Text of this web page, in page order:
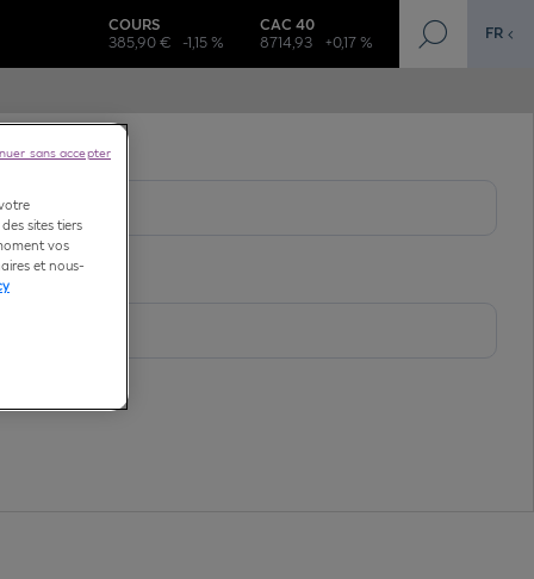
COURS
385,90 € -1,15 %
CAC 40
8714,93 +0,17 % FR
sites tiers
vos
et nous-
sans accepter